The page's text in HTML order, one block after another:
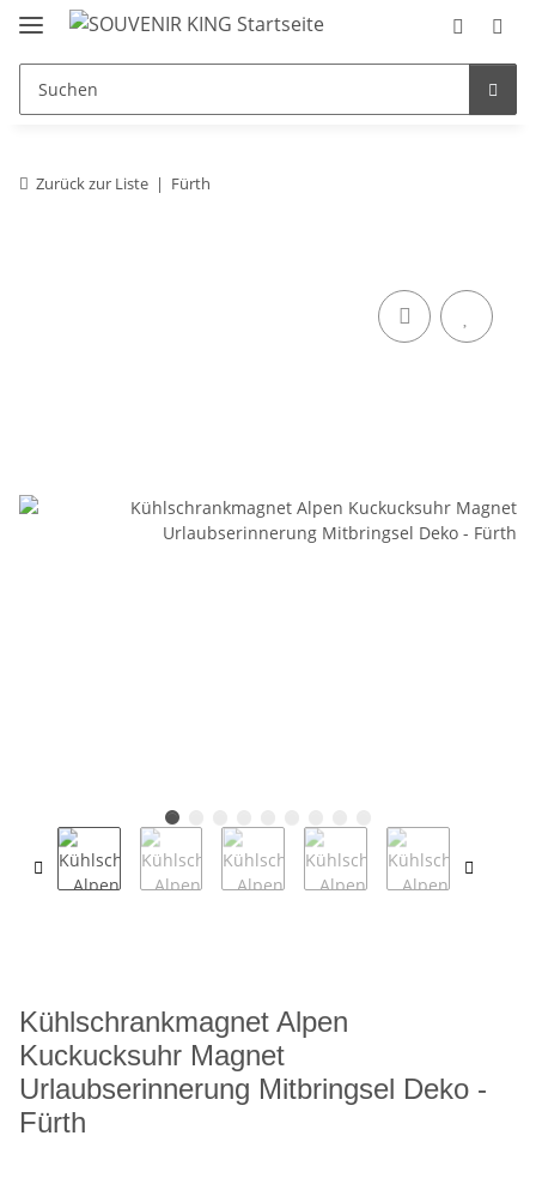
Zurück zur Liste Fürth
Kühlschrankmagnet Alpen
Kuckucksuhr Magnet
Urlaubserinnerung Mitbringsel Deko -
Fürth